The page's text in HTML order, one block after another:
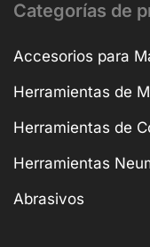
Categorías de
Accesorios para
Herramientas de
Herramientas de
Herramientas
Abrasivos